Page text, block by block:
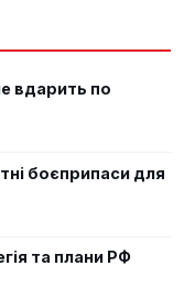
вдарить по
боєприпаси для
та плани РФ